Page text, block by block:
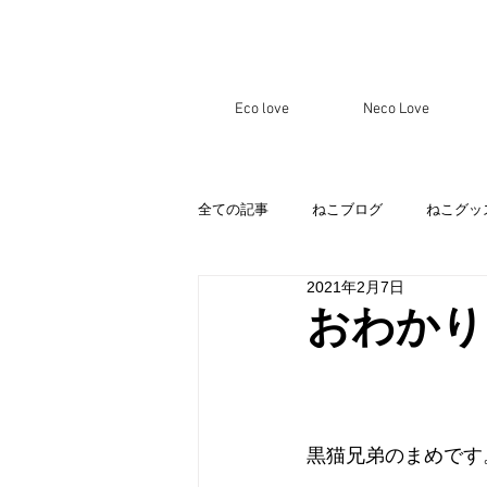
Eco love Neco Love
全ての記事 ねこブログ ねこグッ
おわか
2021年2月7日
黒猫兄弟のまめです